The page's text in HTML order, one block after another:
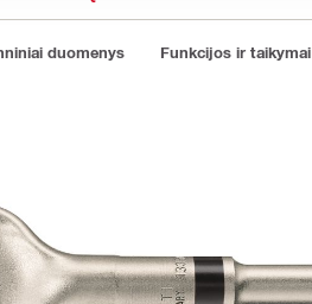
duomenys Funkcijos ir taikymai